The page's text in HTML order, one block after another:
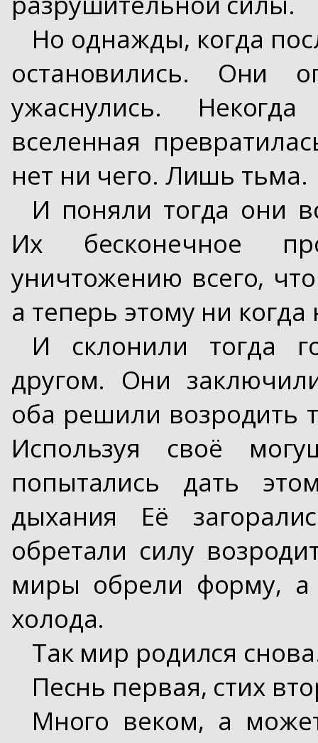
Но однажды, когда
остановились. Они
ужаснулись.
вселенная
нет ни чего. Лишь тьма.
И поняли тогда они
Их бесконечное
уничтожению всего,
а теперь этому ни
И склонили тогда
другом. Они
оба решили возродить
Используя своё
попытались дать
дыхания Её
обретали силу
миры обрели форму, а
холода.
Так мир родился
Песнь первая, стих
Много веком, а